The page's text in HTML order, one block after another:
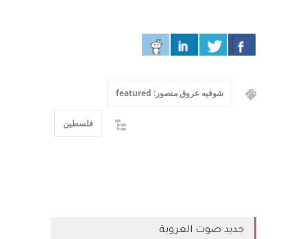
شوقيه عروق منصور: featured
فلسطين
جديد صوت العروبة